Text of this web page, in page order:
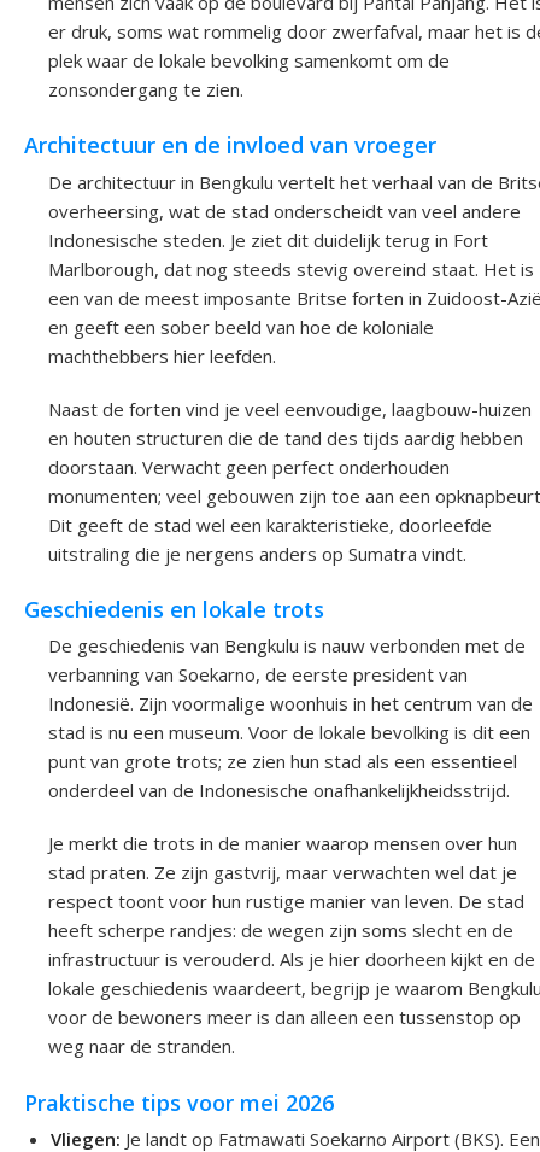
er druk, soms wat rommelig door zwerfafval, maar het is
plek waar de lokale bevolking samenkomt om de
zonsondergang te zien.
Architectuur en de invloed van vroeger
De architectuur in Bengkulu vertelt het verhaal van de
overheersing, wat de stad onderscheidt van veel andere
Indonesische steden. Je ziet dit duidelijk terug in Fort
Marlborough, dat nog steeds stevig overeind staat. Het is
een van de meest imposante Britse forten in Zuidoost-
en geeft een sober beeld van hoe de koloniale
machthebbers hier leefden.
Naast de forten vind je veel eenvoudige, laagbouw-huizen
en houten structuren die de tand des tijds aardig hebben
doorstaan. Verwacht geen perfect onderhouden
monumenten; veel gebouwen zijn toe aan een
Dit geeft de stad wel een karakteristieke, doorleefde
uitstraling die je nergens anders op Sumatra vindt.
Geschiedenis en lokale trots
De geschiedenis van Bengkulu is nauw verbonden met de
verbanning van Soekarno, de eerste president van
Indonesië. Zijn voormalige woonhuis in het centrum van de
stad is nu een museum. Voor de lokale bevolking is dit een
punt van grote trots; ze zien hun stad als een essentieel
onderdeel van de Indonesische onafhankelijkheidsstrijd.
Je merkt die trots in de manier waarop mensen over hun
stad praten. Ze zijn gastvrij, maar verwachten wel dat je
respect toont voor hun rustige manier van leven. De stad
heeft scherpe randjes: de wegen zijn soms slecht en de
infrastructuur is verouderd. Als je hier doorheen kijkt en de
lokale geschiedenis waardeert, begrijp je waarom
voor de bewoners meer is dan alleen een tussenstop op
weg naar de stranden.
Praktische tips voor mei 2026
Vliegen: Je landt op Fatmawati Soekarno Airport (BKS).